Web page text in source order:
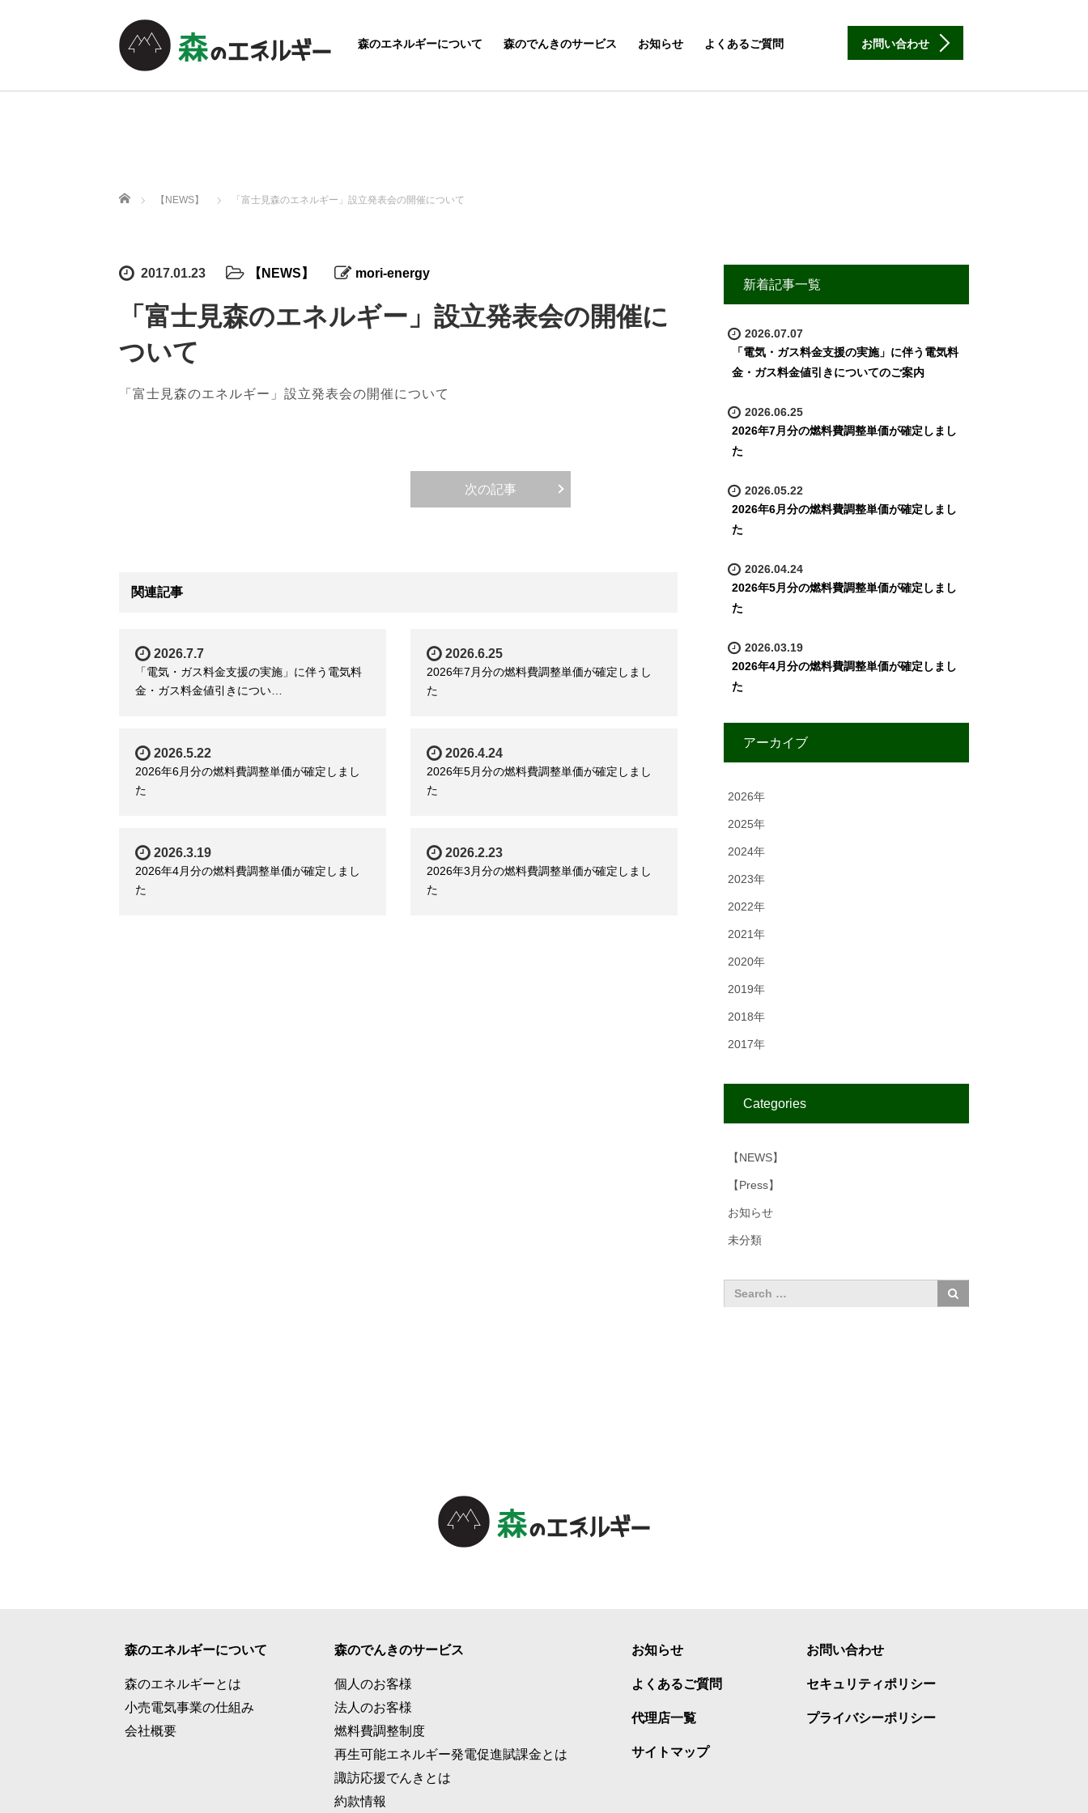
森のエネルギーについて 森のでんきのサービス お知らせ よくあるご質問 お問い合わせ
ホーム 【NEWS】 「富士見森のエネルギー」設立発表会の開催について
2017.01.23 【NEWS】 mori-energy
「富士見森のエネルギー」設立発表会の開催に
ついて
「富士見森のエネルギー」設立発表会の開催について
次の記事
関連記事
2026.7.7
「電気・ガス料金支援の実施」に伴う電気料
金・ガス料金値引きについ…
2026.6.25
2026年7月分の燃料費調整単価が確定しまし
た
2026.5.22
2026年6月分の燃料費調整単価が確定しまし
た
2026.4.24
2026年5月分の燃料費調整単価が確定しまし
た
2026.3.19
2026年4月分の燃料費調整単価が確定しまし
た
2026.2.23
2026年3月分の燃料費調整単価が確定しまし
た
新着記事一覧
2026.07.07
「電気・ガス料金支援の実施」に伴う電気料
金・ガス料金値引きについてのご案内
2026.06.25
2026年7月分の燃料費調整単価が確定しまし
た
2026.05.22
2026年6月分の燃料費調整単価が確定しまし
た
2026.04.24
2026年5月分の燃料費調整単価が確定しまし
た
2026.03.19
2026年4月分の燃料費調整単価が確定しまし
た
アーカイブ
2026年
2025年
2024年
2023年
2022年
2021年
2020年
2019年
2018年
2017年
Categories
【NEWS】
【Press】
お知らせ
未分類
森のエネルギーについて
森のエネルギーとは
小売電気事業の仕組み
会社概要
森のでんきのサービス
個人のお客様
法人のお客様
燃料費調整制度
再生可能エネルギー発電促進賦課金とは
諏訪応援でんきとは
約款情報
お知らせ
よくあるご質問
代理店一覧
サイトマップ
お問い合わせ
セキュリティポリシー
プライバシーポリシー